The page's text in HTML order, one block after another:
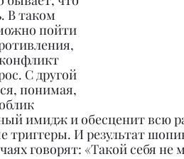
В таком
пойти
С другой
понимая,
имидж и обесценит всю
триггеры. И результат
говорят: «Такой себя не